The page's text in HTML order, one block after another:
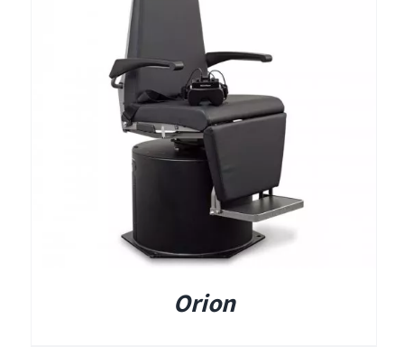
Orion